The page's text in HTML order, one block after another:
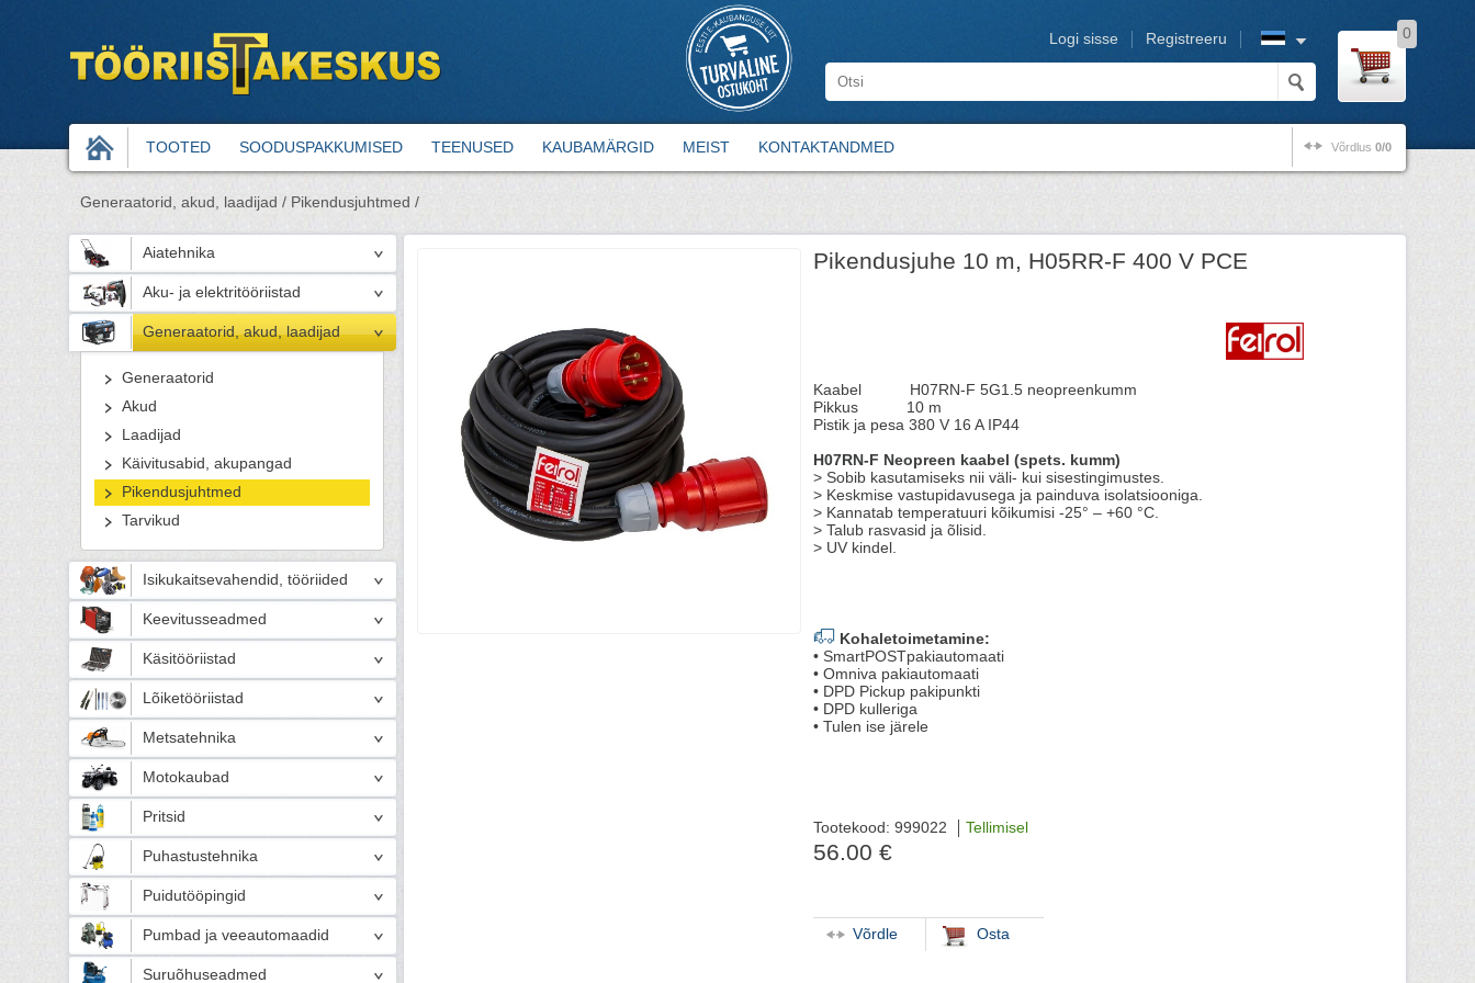
Registreeru
Logi sisse 0
TOOTED SOODUSPAKKUMISED TEENUSED KAUBAMÄRGID MEIST KONTAKTANDMED Võrdlus 0/0
Generaatorid, akud, laadijad / Pikendusjuhtmed /
Aiatehnika
Aku- ja elektritööriistad
Generaatorid, akud, laadijad
Generaatorid
Akud
Laadijad
Käivitusabid, akupangad
Pikendusjuhtmed
Tarvikud
Isikukaitsevahendid, tööriided
Keevitusseadmed
Käsitööriistad
Lõiketööriistad
Metsatehnika
Motokaubad
Pritsid
Puhastustehnika
Puidutööpingid
Pumbad ja veeautomaadid
Suruõhuseadmed
Pikendusjuhe 10 m, H05RR-F 400 V PCE
Kaabel H07RN-F 5G1.5 neopreenkumm
Pikkus 10 m
Pistik ja pesa 380 V 16 A IP44
H07RN-F Neopreen kaabel (spets. kumm)
> Sobib kasutamiseks nii väli- kui sisestingimustes.
> Keskmise vastupidavusega ja painduva isolatsiooniga.
> Kannatab temperatuuri kõikumisi -25° – +60 °C.
> Talub rasvasid ja õlisid.
> UV kindel.
Kohaletoimetamine:
• SmartPOSTpakiautomaati
• Omniva pakiautomaati
• DPD Pickup pakipunkti
• DPD kulleriga
• Tulen ise järele
Tootekood: 999022 Tellimisel
56.00 €
Võrdle Osta